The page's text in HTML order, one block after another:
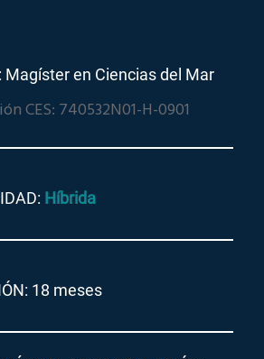
Magíster en Ciencias del Mar
CES: 740532N01-H-0901
Híbrida
18 meses